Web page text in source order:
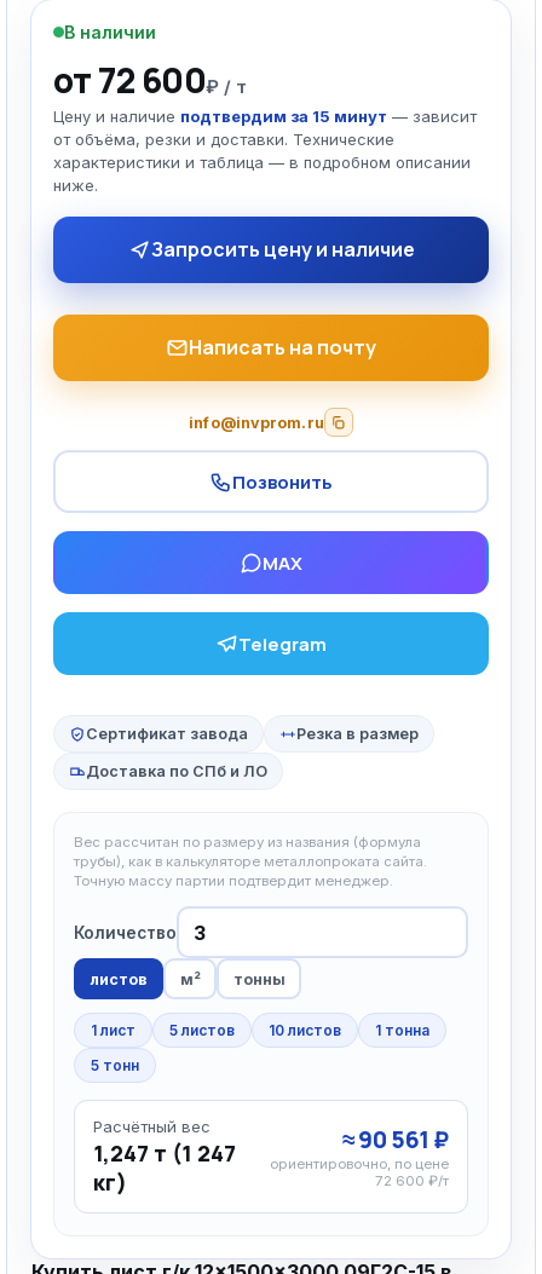
В наличии
от 72 600₽ / т
Цену и наличие подтвердим за 15 минут — зависит
от объёма, резки и доставки. Технические
характеристики и таблица — в подробном описании
ниже.
Запросить цену и наличие
Написать на почту
info@invprom.ru
Позвонить
MAX
Telegram
Сертификат завода Резка в размер
Доставка по СПб и ЛО
Вес рассчитан по размеру из названия (формула
трубы), как в калькуляторе металлопроката сайта.
Точную массу партии подтвердит менеджер.
Количество
листов м² тонны
1 лист 5 листов 10 листов
1 тонна
5 тонн
Расчётный вес
1,247 т (1 247
кг)
≈ 90 561 ₽
ориентировочно, по цене
72 600 ₽/т